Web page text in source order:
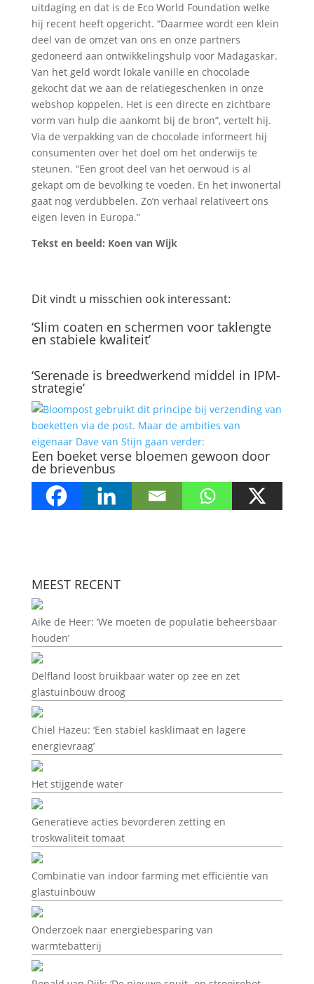
uitdaging en dat is de Eco World Foundation welke
hij recent heeft opgericht. “Daarmee wordt een klein
deel van de omzet van ons en onze partners
gedoneerd aan ontwikkelingshulp voor Madagaskar.
Van het geld wordt lokale vanille en chocolade
gekocht dat we aan de relatiegeschenken in onze
webshop koppelen. Het is een directe en zichtbare
vorm van hulp die aankomt bij de bron”, vertelt hij.
Via de verpakking van de chocolade informeert hij
consumenten over het doel om het onderwijs te
steunen. “Een groot deel van het oerwoud is al
gekapt om de bevolking te voeden. En het inwonertal
gaat nog verdubbelen. Zo’n verhaal relativeert ons
eigen leven in Europa.”
Tekst en beeld: Koen van Wijk
Dit vindt u misschien ook interessant:
‘Slim coaten en schermen voor taklengte
en stabiele kwaliteit’
‘Serenade is breedwerkend middel in IPM-
strategie’
Een boeket verse bloemen gewoon door
de brievenbus
MEEST RECENT
Aike de Heer: ‘We moeten de populatie beheersbaar
houden’
Delfland loost bruikbaar water op zee en zet
glastuinbouw droog
Chiel Hazeu: ‘Een stabiel kasklimaat en lagere
energievraag’
Het stijgende water
Generatieve acties bevorderen zetting en
troskwaliteit tomaat
Combinatie van indoor farming met efficiëntie van
glastuinbouw
Onderzoek naar energiebesparing van
warmtebatterij